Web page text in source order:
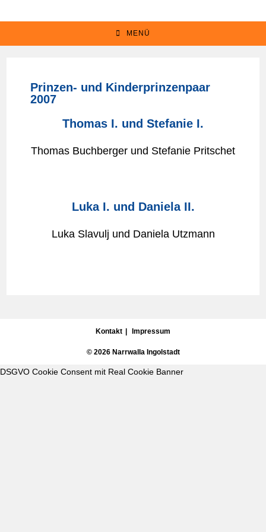
MENÜ
Prinzen- und Kinderprinzenpaar
2007
Thomas I. und Stefanie I.
Thomas Buchberger und Stefanie Pritschet
Luka I. und Daniela II.
Luka Slavulj und Daniela Utzmann
Kontakt Impressum
© 2026 Narrwalla Ingolstadt
DSGVO Cookie Consent mit Real Cookie Banner